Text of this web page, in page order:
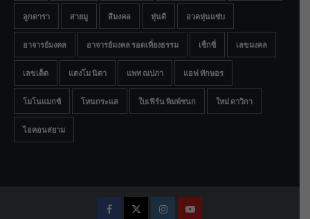
ลูกดารา สายมู สีมงคล หุ่นดี อวดหุ่นแซ่บ
อาจารย์มงคล อาจารย์มงคล รอดเที่ยงธรรม เซ็กซี่ เลขมงคล
เลขเด็ด แตงโม นิดา แพท ณปภา แอฟ ทักษอร
โมโนแมกซ์ โหนกระแส ใบเฟิร์น พิมพ์ชนก ใหม่ ดาวิกา
ไอคอนสยาม